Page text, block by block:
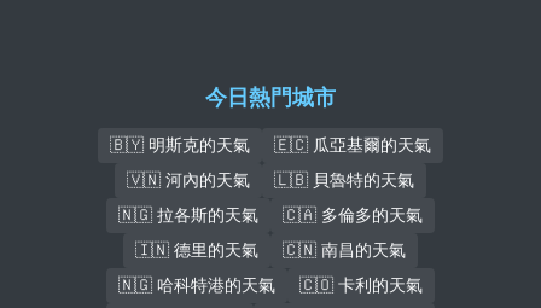
今日熱門城市
🇧🇾 明斯克的天氣
🇪🇨 瓜亞基爾的天氣
🇻🇳 河內的天氣
🇱🇧 貝魯特的天氣
🇳🇬 拉各斯的天氣
🇨🇦 多倫多的天氣
🇮🇳 德里的天氣
🇨🇳 南昌的天氣
🇳🇬 哈科特港的天氣
🇨🇴 卡利的天氣